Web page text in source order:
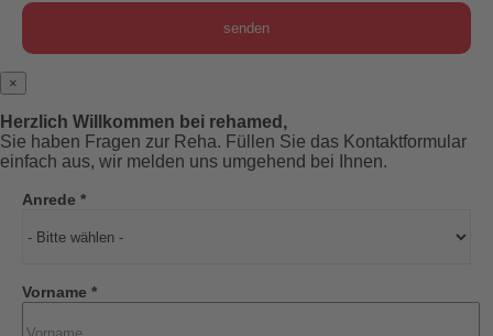
×
Herzlich Willkommen bei rehamed,
Sie haben Fragen zur Reha. Füllen Sie das Kontaktformular
einfach aus, wir melden uns umgehend bei Ihnen.
Anrede *
Vorname *